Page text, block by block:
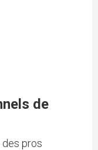
de
des pros